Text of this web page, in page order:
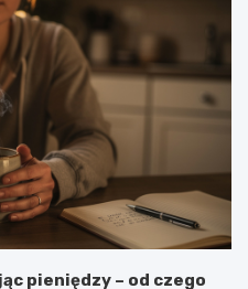
pieniędzy – od czego